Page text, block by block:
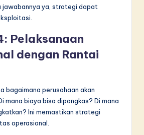
jawabannya ya, strategi dapat
Pelaksanaan
dengan Rantai
bagaimana perusahaan akan
mana biaya bisa dipangkas? Di mana
Ini memastikan strategi
operasional.